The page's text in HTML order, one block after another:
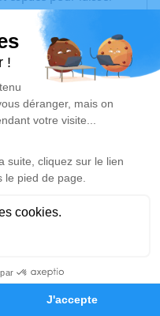
Hommages
photos souvenirs, une
à travers des
est un lieu
mémoire de Jérôme
hommage est
Je rends hommage
Vaulx